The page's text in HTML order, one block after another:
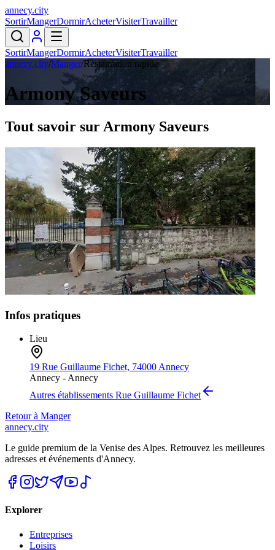
annecy.city
SortirMangerDormirAcheterVisiterTravailler
SortirMangerDormirAcheterVisiterTravailler
annecy.city/Manger/Restauration rapide
Armony Saveurs
Tout savoir sur Armony Saveurs
Infos pratiques
Lieu
19 Rue Guillaume Fichet, 74000 Annecy
Annecy - Annecy
Autres établissements Rue Guillaume Fichet
Retour à Manger
annecy.city
Le guide premium de la Venise des Alpes. Retrouvez les meilleures
adresses et événements d'Annecy.
Explorer
Entreprises
Loisirs